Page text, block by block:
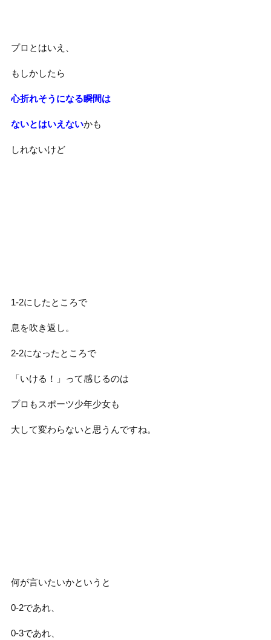
プロとはいえ、
もしかしたら
心折れそうになる瞬間は
ないとはいえないかも
しれないけど
1-2にしたところで
息を吹き返し。
2-2になったところで
「いける！」って感じるのは
プロもスポーツ少年少女も
大して変わらないと思うんですね。
何が言いたいかというと
0-2であれ、
0-3であれ、